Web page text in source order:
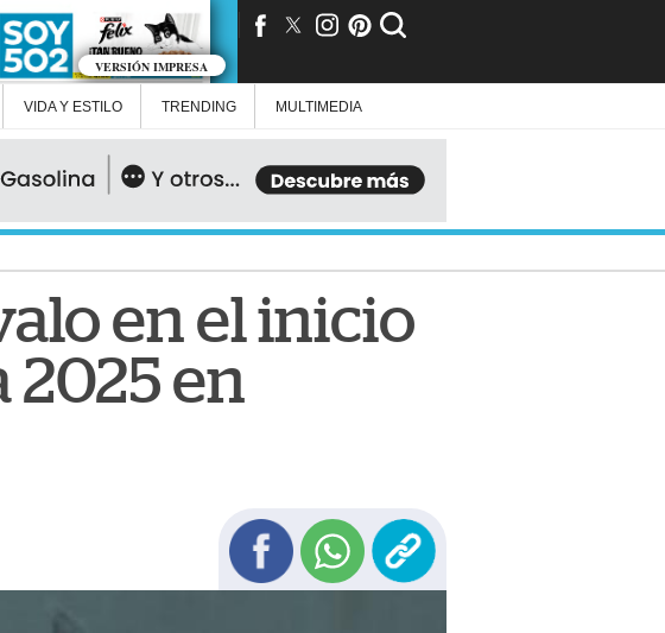
VERSIÓN IMPRESA
VIDA Y ESTILO TRENDING MULTIMEDIA
en el inicio
2025 en